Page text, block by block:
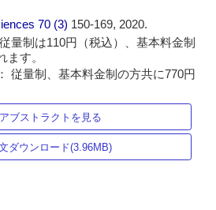
70 (3) 150-169, 2020.
量制は110円（税込）、基本料金制
ます。
従量制、基本料金制の方共に770円
アブストラクトを見る
ダウンロード(3.96MB)